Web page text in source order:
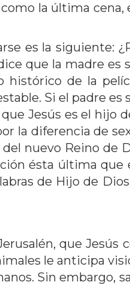
la última
es la siguiente:
que la madre
de la
Si el padre
Jesús es el hijo
la diferencia de
nuevo Reino de
ésta última
de Hijo de
que
le anticipa
Sin embargo,